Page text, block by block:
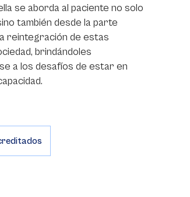
se aborda al paciente no solo
también desde la parte
reintegración de estas
brindándoles
a los desafíos de estar en